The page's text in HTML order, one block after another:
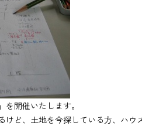
開催いたします。
けど、土地を今探している方、ハ